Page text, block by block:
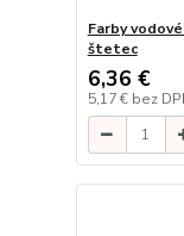
Farby
štetec
6,36 €
5,17 € bez